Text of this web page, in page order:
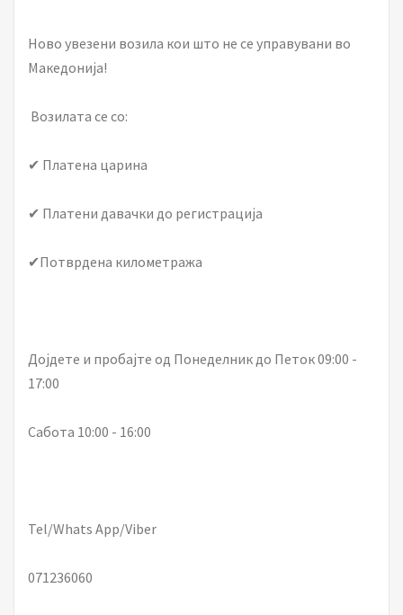
Ново увезени возила кои што не се управувани во
Македонија!
Возилата се со:
✔ Платена царина
✔ Платени давачки до регистрација
✔Потврдена километража
Дојдете и пробајте од Понеделник до Петок 09:00 -
17:00
Сабота 10:00 - 16:00
Tel/Whats App/Viber
071236060